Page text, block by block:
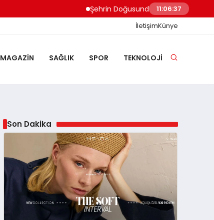
Şehrin Doğusundan Boğaz Kıyılarına Ev
11:06:38
İletişimKünye
MAGAZIN SAĞLIK SPOR TEKNOLOJI
Son Dakika